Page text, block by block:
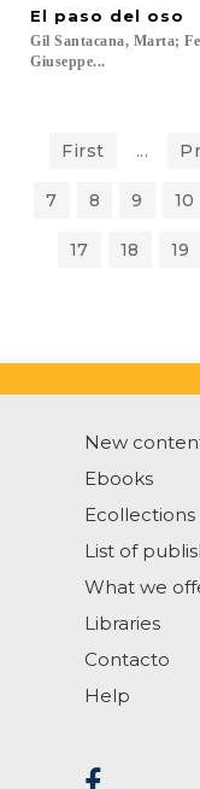
El paso del oso
Gil Santacana, Marta;
Giuseppe...
First ...
7 8 9 10
17 18 19
New
Ebooks
Ecollections
List of
What we
Libraries
Contacto
Help